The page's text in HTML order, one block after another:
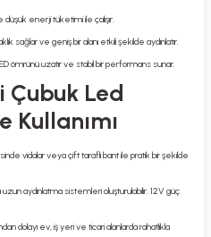
enerji tüketimi ile çalışır.
sağlar ve geniş bir alanı etkili şekilde aydınlatır.
ömrünü uzatır ve stabil bir performans sunar.
Çubuk Led
Kullanımı
vidalar veya çift taraflı bant ile pratik bir şekilde
aydınlatma sistemleri oluşturulabilir. 12V güç
dolayı ev, iş yeri ve ticari alanlarda rahatlıkla